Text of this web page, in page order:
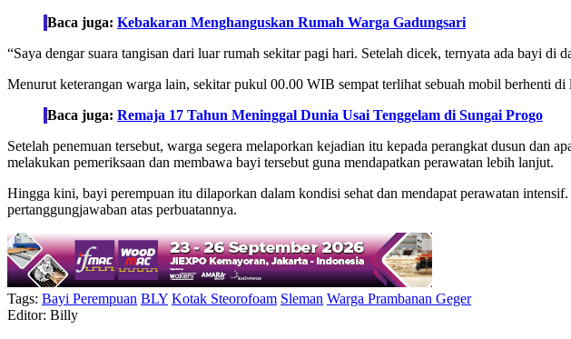
Baca juga: Kebakaran Menghanguskan Rumah Warga Gadungsari
“Saya dengar suara tangisan dari luar rumah sekitar pagi hari. Setelah dicek, ternyata ada bayi
Menurut keterangan warga lain, sekitar pukul 00.00 WIB sempat terlihat sebuah mobil berhenti
Baca juga: Remaja 17 Tahun Meninggal Dunia Usai Tenggelam di Sungai Progo
Setelah penemuan tersebut, warga segera melaporkan kejadian itu kepada perangkat dusun dan
melakukan pemeriksaan dan membawa bayi tersebut guna mendapatkan perawatan lebih lanjut.
Hingga kini, bayi perempuan itu dilaporkan dalam kondisi sehat dan mendapat perawatan
pertanggungjawaban atas perbuatannya.
Tags: Bayi Perempuan BLY Kotak Steorofoam Sleman Warga Prambanan Geger
Editor: Billy